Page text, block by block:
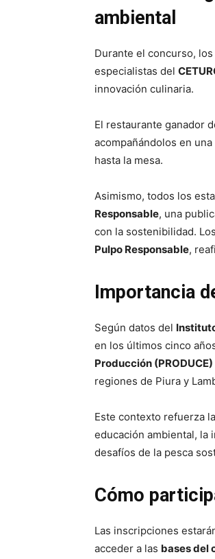
ambiental
Durante el concurso,
especialistas del
innovación culinaria.
El restaurante ganador
acompañándolos en
hasta la mesa.
Asimismo, todos los
Responsable, una
con la sostenibilidad.
Pulpo Responsable,
Importancia
Según datos del
en los últimos cinco
Producción (PRODUCE)
regiones de Piura y
Este contexto refuerza
educación ambiental, la
desafíos de la pesca
Cómo
Las inscripciones
acceder a las bases del